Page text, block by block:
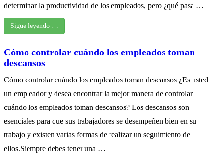
determinar la productividad de los empleados, pero ¿qué pasa …
Sigue leyendo …
Cómo controlar cuándo los empleados toman
descansos
Cómo controlar cuándo los empleados toman descansos ¿Es usted
un empleador y desea encontrar la mejor manera de controlar
cuándo los empleados toman descansos? Los descansos son
esenciales para que sus trabajadores se desempeñen bien en su
trabajo y existen varias formas de realizar un seguimiento de
ellos.Siempre debes tener una …